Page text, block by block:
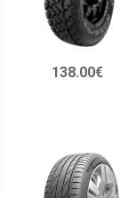
138.00€